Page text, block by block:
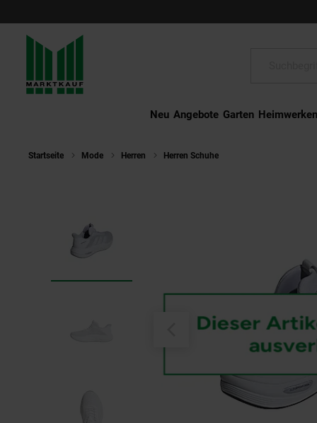
Neu Angebote Garten Heimwerken
Startseite Mode Herren Herren Schuhe